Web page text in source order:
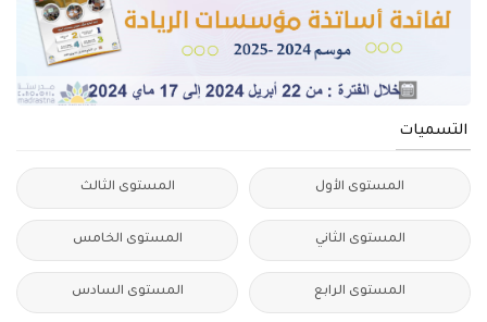
التسميات
المستوى الأول المستوى الثالث
المستوى الثاني المستوى الخامس
المستوى الرابع المستوى السادس